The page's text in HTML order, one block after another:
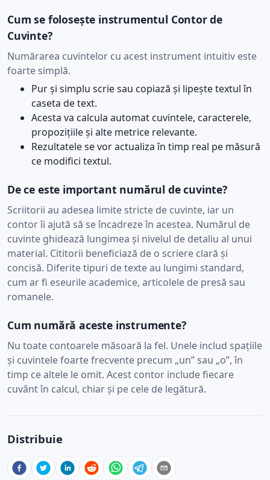
Cum se folosește instrumentul Contor de
Cuvinte?
Numărarea cuvintelor cu acest instrument intuitiv este
foarte simplă.
Pur și simplu scrie sau copiază și lipește textul în
caseta de text.
Acesta va calcula automat cuvintele, caracterele,
propozițiile și alte metrice relevante.
Rezultatele se vor actualiza în timp real pe măsură
ce modifici textul.
De ce este important numărul de cuvinte?
Scriitorii au adesea limite stricte de cuvinte, iar un
contor îi ajută să se încadreze în acestea. Numărul de
cuvinte ghidează lungimea și nivelul de detaliu al unui
material. Cititorii beneficiază de o scriere clară și
concisă. Diferite tipuri de texte au lungimi standard,
cum ar fi eseurile academice, articolele de presă sau
romanele.
Cum numără aceste instrumente?
Nu toate contoarele măsoară la fel. Unele includ spațiile
și cuvintele foarte frecvente precum „un” sau „o”, în
timp ce altele le omit. Acest contor include fiecare
cuvânt în calcul, chiar și pe cele de legătură.
Distribuie